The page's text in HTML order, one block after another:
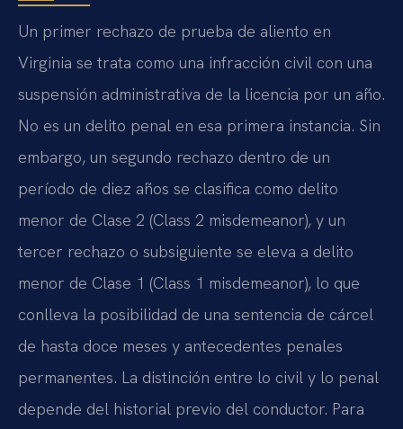
Un primer rechazo de prueba de aliento en
Virginia se trata como una infracción civil con una
suspensión administrativa de la licencia por un año.
No es un delito penal en esa primera instancia. Sin
embargo, un segundo rechazo dentro de un
período de diez años se clasifica como delito
menor de Clase 2 (Class 2 misdemeanor), y un
tercer rechazo o subsiguiente se eleva a delito
menor de Clase 1 (Class 1 misdemeanor), lo que
conlleva la posibilidad de una sentencia de cárcel
de hasta doce meses y antecedentes penales
permanentes. La distinción entre lo civil y lo penal
depende del historial previo del conductor. Para